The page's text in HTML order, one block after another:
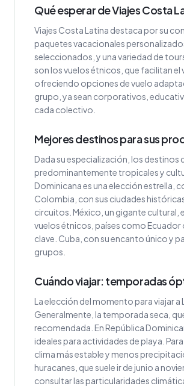
Qué esperar de Viajes Costa
Viajes Costa Latina destaca por su
paquetes vacacionales
seleccionados, y una variedad de
son los vuelos étnicos, que facilitan el
ofreciendo opciones de vuelo
grupo, ya sean corporativos,
cada colectivo.
Mejores destinos para sus
Dada su especialización, los destinos
predominantemente tropicales y
Dominicana es una elección estrella,
Colombia, con sus ciudades
circuitos. México, un gigante cultural,
vuelos étnicos, países como Ecuador
clave. Cuba, con su encanto único y
grupos.
Cuándo viajar: temporadas
La elección del momento para viajar a
Generalmente, la temporada seca,
recomendada. En República
ideales para actividades de playa.
clima más estable y menos
huracanes, que suele ir de junio a
consultar las particularidades